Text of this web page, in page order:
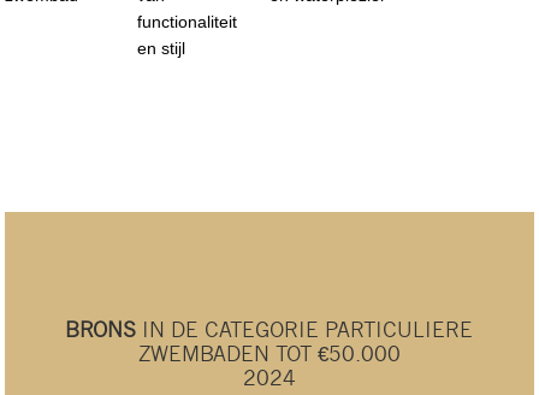
functionaliteit
en stijl
BRONS IN DE CATEGORIE PARTICULIERE
ZWEMBADEN TOT €50.000
2024